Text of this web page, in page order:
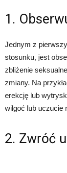
1.
Jednym z
stosunku, jest
zbliżenie
zmiany. Na
erekcję lub
wilgoć lub uczucie
2. Zwróć